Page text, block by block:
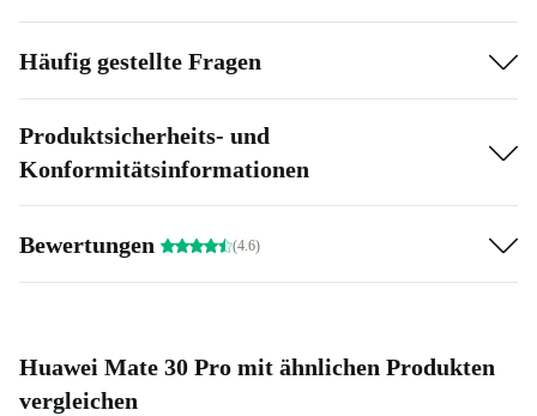
Häufig gestellte Fragen
Produktsicherheits- und
Konformitätsinformationen
Bewertungen (4.6)
Huawei Mate 30 Pro mit ähnlichen Produkten
vergleichen